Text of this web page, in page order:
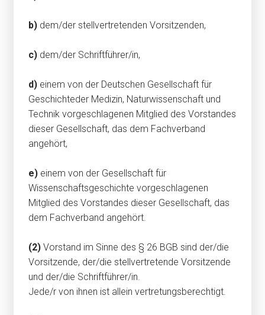
b) dem/der stellvertretenden Vorsitzenden,
c) dem/der Schriftführer/in,
d) einem von der Deutschen Gesellschaft für
Geschichteder Medizin, Naturwissenschaft und
Technik vorgeschlagenen Mitglied des Vorstandes
dieser Gesellschaft, das dem Fachverband
angehört,
e) einem von der Gesellschaft für
Wissenschaftsgeschichte vorgeschlagenen
Mitglied des Vorstandes dieser Gesellschaft, das
dem Fachverband angehört.
(2) Vorstand im Sinne des § 26 BGB sind der/die
Vorsitzende, der/die stellvertretende Vorsitzende
und der/die Schriftführer/in.
Jede/r von ihnen ist allein vertretungsberechtigt.